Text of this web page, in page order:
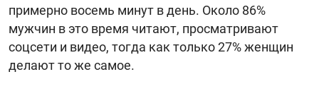
примерно восемь минут в день. Около 86%
мужчин в это время читают, просматривают
соцсети и видео, тогда как только 27% женщин
делают то же самое.